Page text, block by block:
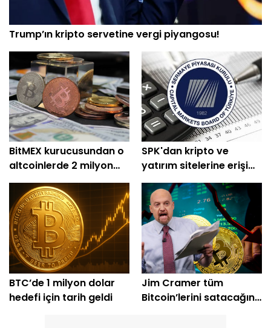
Trump’ın kripto servetine vergi piyangosu!
BitMEX kurucusundan o
altcoinlerde 2 milyon
dolarlık alım
SPK'dan kripto ve
yatırım sitelerine erişim
engeli
BTC’de 1 milyon dolar
hedefi için tarih geldi
Jim Cramer tüm
Bitcoin’lerini satacağını